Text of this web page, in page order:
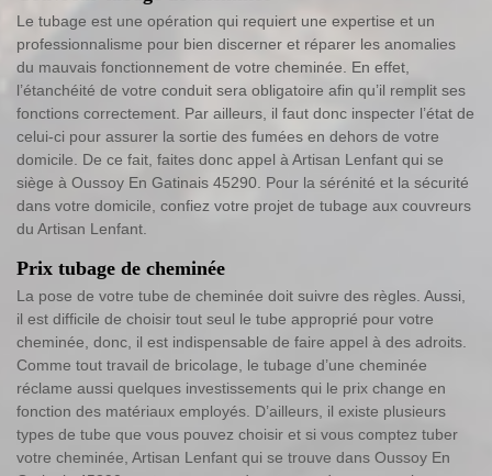
Le tubage est une opération qui requiert une expertise et un
professionnalisme pour bien discerner et réparer les anomalies
du mauvais fonctionnement de votre cheminée. En effet,
l’étanchéité de votre conduit sera obligatoire afin qu’il remplit ses
fonctions correctement. Par ailleurs, il faut donc inspecter l’état de
celui-ci pour assurer la sortie des fumées en dehors de votre
domicile. De ce fait, faites donc appel à Artisan Lenfant qui se
siège à Oussoy En Gatinais 45290. Pour la sérénité et la sécurité
dans votre domicile, confiez votre projet de tubage aux couvreurs
du Artisan Lenfant.
Prix tubage de cheminée
La pose de votre tube de cheminée doit suivre des règles. Aussi,
il est difficile de choisir tout seul le tube approprié pour votre
cheminée, donc, il est indispensable de faire appel à des adroits.
Comme tout travail de bricolage, le tubage d’une cheminée
réclame aussi quelques investissements qui le prix change en
fonction des matériaux employés. D’ailleurs, il existe plusieurs
types de tube que vous pouvez choisir et si vous comptez tuber
votre cheminée, Artisan Lenfant qui se trouve dans Oussoy En